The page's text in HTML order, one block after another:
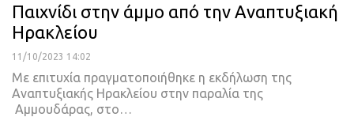
Παιχνίδι στην άμμο από την Αναπτυξιακή
Ηρακλείου
11/10/2023 14:02
Με επιτυχία πραγματοποιήθηκε η εκδήλωση της
Αναπτυξιακής Ηρακλείου στην παραλία της
Αμμουδάρας, στο…